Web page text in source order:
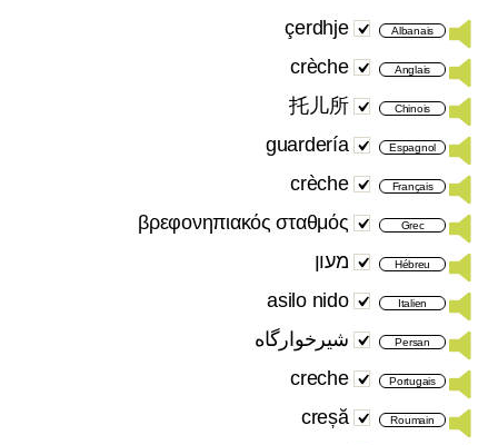
Albanais
çerdhje
Anglais
crèche
Chinois
托儿所
Espagnol
guardería
Français
crèche
Grec
βρεφονηπιακός σταθμός
Hébreu מעון
Italien
asilo nido
Persan شیرخوارگاه
Portugais
creche
Roumain
creșă